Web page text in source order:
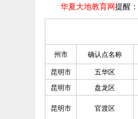
华夏大地教育网提醒：
州市 确认点名称
昆明市
五华区
昆明市
盘龙区
昆明市 官渡区